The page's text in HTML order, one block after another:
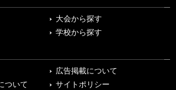
大会から探す
学校から探す
広告掲載について
ついて
サイトポリシー